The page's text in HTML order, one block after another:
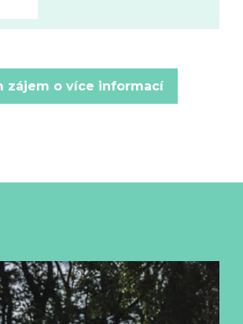
zájem o více informací